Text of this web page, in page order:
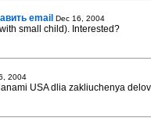
email Dec 16, 2004
small child). Interested?
2004
USA dlia zakliuchenya